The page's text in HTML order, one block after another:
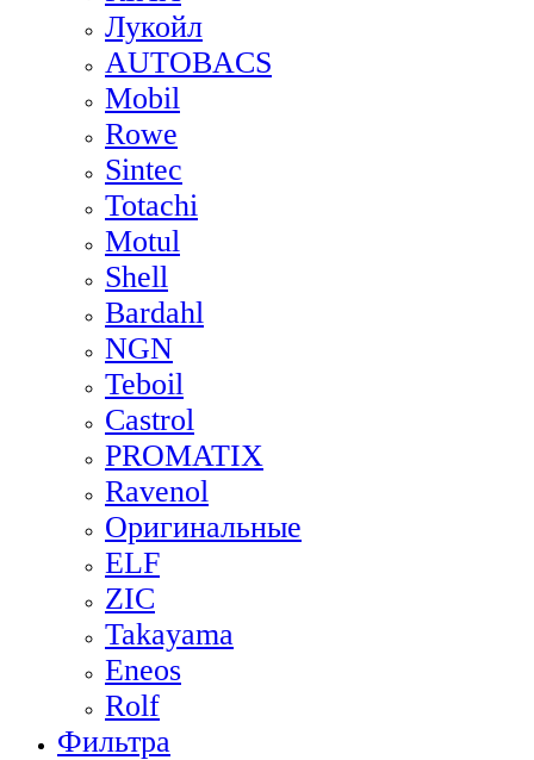
Лукойл
AUTOBACS
Mobil
Rowe
Sintec
Totachi
Motul
Shell
Bardahl
NGN
Teboil
Castrol
PROMATIX
Ravenol
Оригинальные
ELF
ZIC
Takayama
Eneos
Rolf
Фильтра